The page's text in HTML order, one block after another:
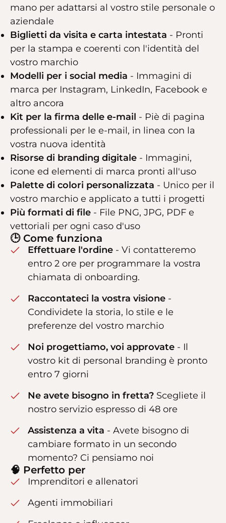
mano per adattarsi al vostro stile personale o
aziendale
Biglietti da visita e carta intestata - Pronti
per la stampa e coerenti con l'identità del
vostro marchio
Modelli per i social media - Immagini di
marca per Instagram, LinkedIn, Facebook e
altro ancora
Kit per la firma delle e-mail - Piè di pagina
professionali per le e-mail, in linea con la
vostra nuova identità
Risorse di branding digitale - Immagini,
icone ed elementi di marca pronti all'uso
Palette di colori personalizzata - Unico per il
vostro marchio e applicato a tutti i progetti
Più formati di file - File PNG, JPG, PDF e
vettoriali per ogni caso d'uso
🕒 Come funziona
Effettuare l'ordine - Vi contatteremo
entro 2 ore per programmare la vostra
chiamata di onboarding.
Raccontateci la vostra visione -
Condividete la storia, lo stile e le
preferenze del vostro marchio
Noi progettiamo, voi approvate - Il
vostro kit di personal branding è pronto
entro 7 giorni
Ne avete bisogno in fretta? Scegliete il
nostro servizio espresso di 48 ore
Assistenza a vita - Avete bisogno di
cambiare formato in un secondo
momento? Ci pensiamo noi
🧠 Perfetto per
Imprenditori e allenatori
Agenti immobiliari